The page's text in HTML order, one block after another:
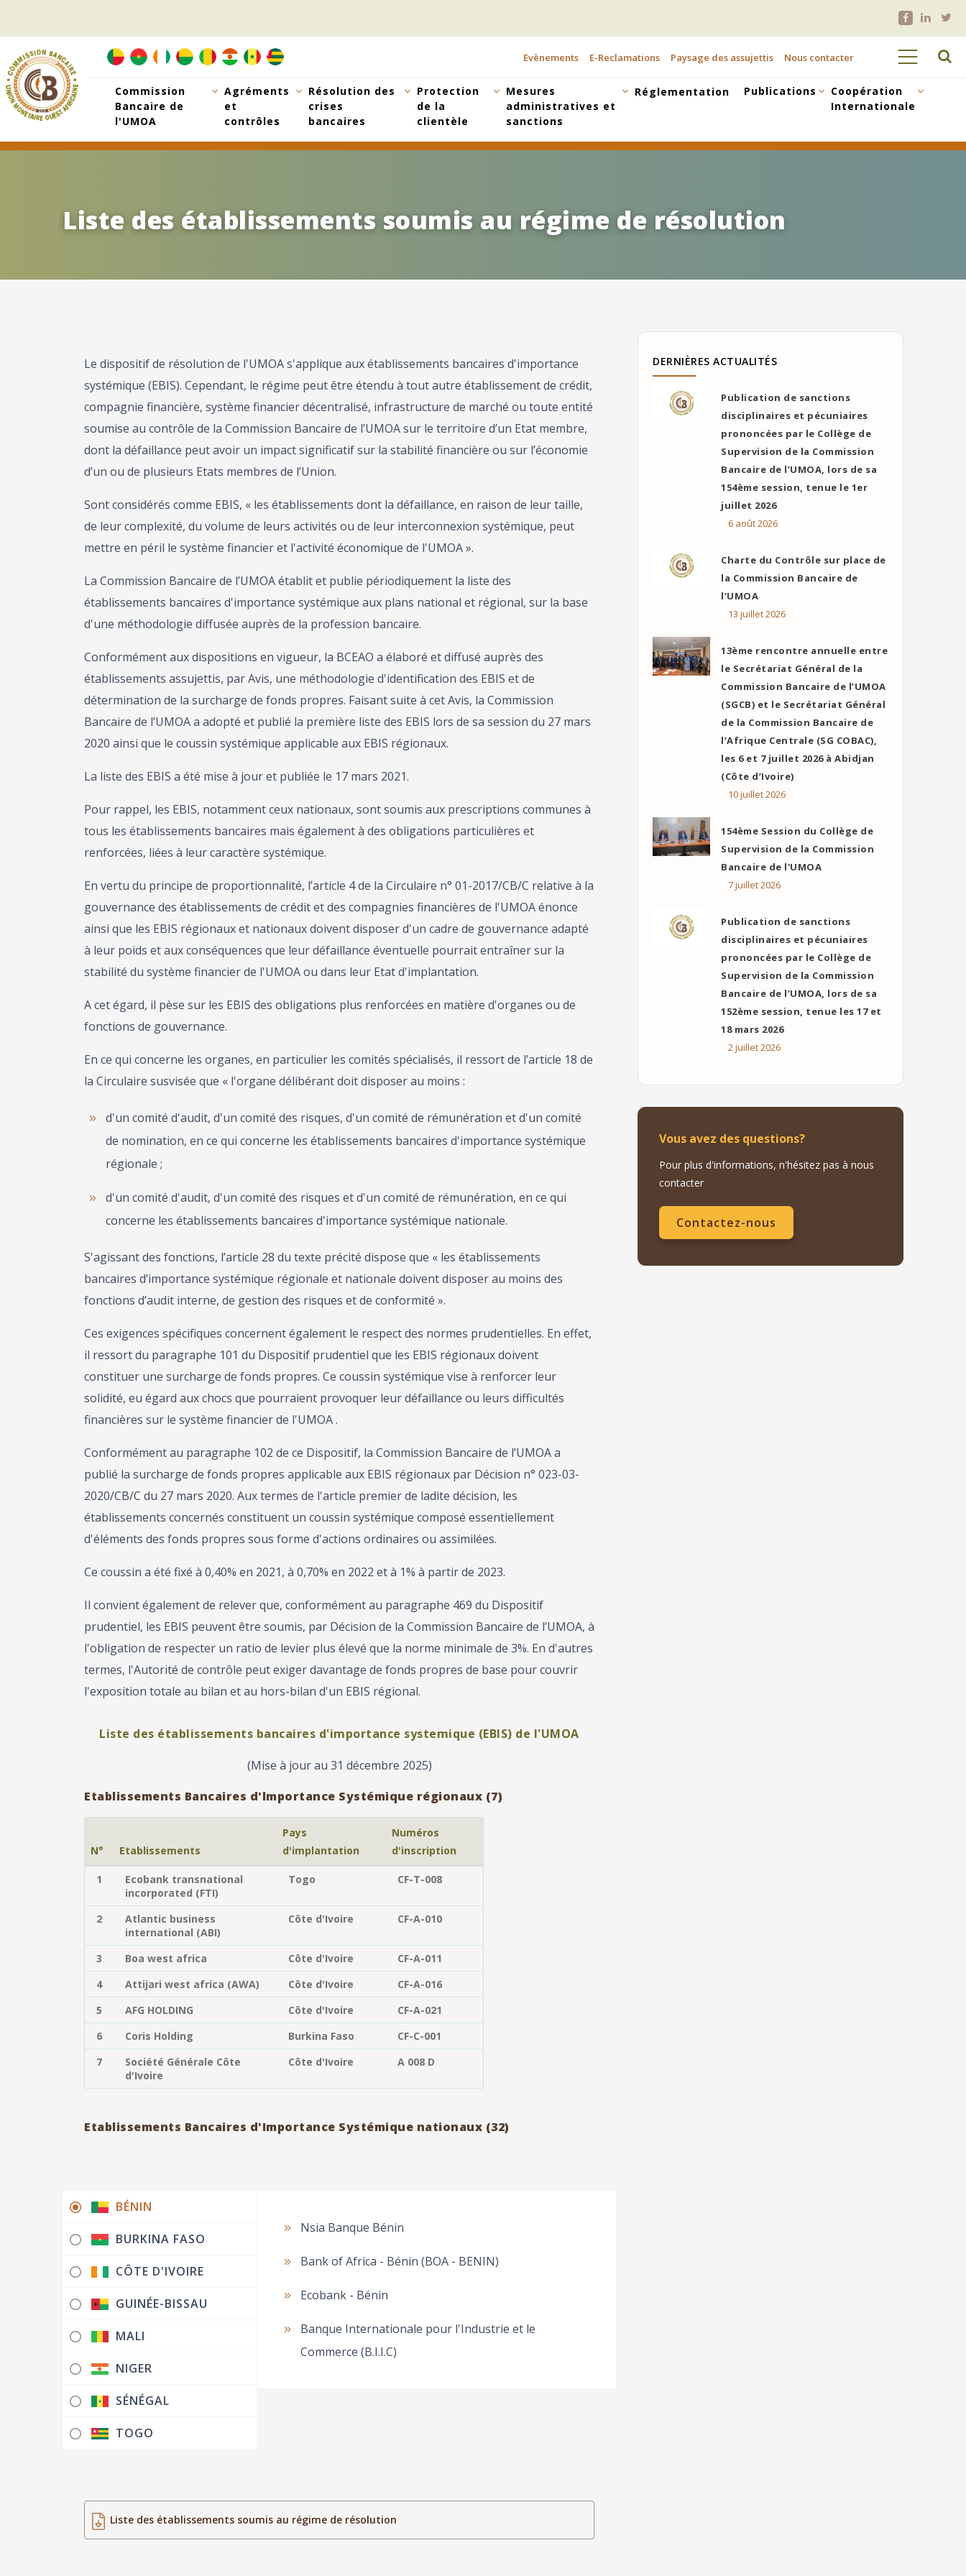
principal
MENU
Evènements E-Reclamations Paysage des assujettis Nous contacter
Commission
Bancaire de
l'UMOA
Agréments
et
contrôles
Résolution des
crises
bancaires
Protection
de la
clientèle
Mesures
administratives et
sanctions
Réglementation Publications
Coopération
Internationale
Liste des établissements soumis au régime de résolution
Liste des établissements soumis au régime de résolution
Le dispositif de résolution de l'UMOA s'applique aux établissements bancaires d'importance
systémique (EBIS). Cependant, le régime peut être étendu à tout autre établissement de crédit,
compagnie financière, système financier décentralisé, infrastructure de marché ou toute entité
soumise au contrôle de la Commission Bancaire de l’UMOA sur le territoire d’un Etat membre,
dont la défaillance peut avoir un impact significatif sur la stabilité financière ou sur l’économie
d’un ou de plusieurs Etats membres de l’Union.
Sont considérés comme EBIS, « les établissements dont la défaillance, en raison de leur taille,
de leur complexité, du volume de leurs activités ou de leur interconnexion systémique, peut
mettre en péril le système financier et l'activité économique de l'UMOA ».
La Commission Bancaire de l’UMOA établit et publie périodiquement la liste des
établissements bancaires d'importance systémique aux plans national et régional, sur la base
d'une méthodologie diffusée auprès de la profession bancaire.
Conformément aux dispositions en vigueur, la BCEAO a élaboré et diffusé auprès des
établissements assujettis, par Avis, une méthodologie d'identification des EBIS et de
détermination de la surcharge de fonds propres. Faisant suite à cet Avis, la Commission
Bancaire de l’UMOA a adopté et publié la première liste des EBIS lors de sa session du 27 mars
2020 ainsi que le coussin systémique applicable aux EBIS régionaux.
La liste des EBIS a été mise à jour et publiée le 17 mars 2021.
Pour rappel, les EBIS, notamment ceux nationaux, sont soumis aux prescriptions communes à
tous les établissements bancaires mais également à des obligations particulières et
renforcées, liées à leur caractère systémique.
En vertu du principe de proportionnalité, l’article 4 de la Circulaire n° 01-2017/CB/C relative à la
gouvernance des établissements de crédit et des compagnies financières de l'UMOA énonce
ainsi que les EBIS régionaux et nationaux doivent disposer d'un cadre de gouvernance adapté
à leur poids et aux conséquences que leur défaillance éventuelle pourrait entraîner sur la
stabilité du système financier de l'UMOA ou dans leur Etat d'implantation.
A cet égard, il pèse sur les EBIS des obligations plus renforcées en matière d'organes ou de
fonctions de gouvernance.
En ce qui concerne les organes, en particulier les comités spécialisés, il ressort de l’article 18 de
la Circulaire susvisée que « l'organe délibérant doit disposer au moins :
d'un comité d'audit, d'un comité des risques, d'un comité de rémunération et d'un comité
de nomination, en ce qui concerne les établissements bancaires d'importance systémique
régionale ;
d'un comité d'audit, d'un comité des risques et d'un comité de rémunération, en ce qui
concerne les établissements bancaires d'importance systémique nationale.
S'agissant des fonctions, l’article 28 du texte précité dispose que « les établissements
bancaires d’importance systémique régionale et nationale doivent disposer au moins des
fonctions d’audit interne, de gestion des risques et de conformité ».
Ces exigences spécifiques concernent également le respect des normes prudentielles. En effet,
il ressort du paragraphe 101 du Dispositif prudentiel que les EBIS régionaux doivent
constituer une surcharge de fonds propres. Ce coussin systémique vise à renforcer leur
solidité, eu égard aux chocs que pourraient provoquer leur défaillance ou leurs difficultés
financières sur le système financier de l'UMOA .
Conformément au paragraphe 102 de ce Dispositif, la Commission Bancaire de l’UMOA a
publié la surcharge de fonds propres applicable aux EBIS régionaux par Décision n° 023-03-
2020/CB/C du 27 mars 2020. Aux termes de l'article premier de ladite décision, les
établissements concernés constituent un coussin systémique composé essentiellement
d'éléments des fonds propres sous forme d'actions ordinaires ou assimilées.
Ce coussin a été fixé à 0,40% en 2021, à 0,70% en 2022 et à 1% à partir de 2023.
Il convient également de relever que, conformément au paragraphe 469 du Dispositif
prudentiel, les EBIS peuvent être soumis, par Décision de la Commission Bancaire de l’UMOA, à
l'obligation de respecter un ratio de levier plus élevé que la norme minimale de 3%. En d'autres
termes, l'Autorité de contrôle peut exiger davantage de fonds propres de base pour couvrir
l'exposition totale au bilan et au hors-bilan d'un EBIS régional.
Liste des établissements bancaires d'importance systemique (EBIS) de l'UMOA
(Mise à jour au 31 décembre 2025)
Etablissements Bancaires d'lmportance Systémique régionaux (7)
N° Etablissements
Pays
d'implantation
Numéros
d'inscription
1
Ecobank transnational
incorporated (FTI)
Togo CF-T-008
2
Atlantic business
international (ABI)
Côte d'Ivoire CF-A-010
3 Boa west africa Côte d'Ivoire
CF-A-011
4
Attijari west africa (AWA) Côte d'Ivoire
CF-A-016
5
AFG HOLDING Côte d'Ivoire
CF-A-021
6
Coris Holding Burkina Faso
CF-C-001
7
Société Générale Côte
d'Ivoire
Côte d'Ivoire A 008 D
Etablissements Bancaires d'Importance Systémique nationaux (32)
BÉNIN
BURKINA FASO
CÔTE D'IVOIRE
GUINÉE-BISSAU
MALI
NIGER
SÉNÉGAL
TOGO
Nsia Banque Bénin
Bank of Africa - Bénin (BOA - BENIN)
Ecobank - Bénin
Banque Internationale pour l'Industrie et le
Commerce (B.I.I.C)
Liste des établissements soumis au régime de résolution
DERNIÈRES ACTUALITÉS
Publication de sanctions
disciplinaires et pécuniaires
prononcées par le Collège de
Supervision de la Commission
Bancaire de l’UMOA, lors de sa
154ème session, tenue le 1er
juillet 2026
6 août 2026
Charte du Contrôle sur place de
la Commission Bancaire de
l’UMOA
13 juillet 2026
13ème rencontre annuelle entre
le Secrétariat Général de la
Commission Bancaire de l’UMOA
(SGCB) et le Secrétariat Général
de la Commission Bancaire de
l’Afrique Centrale (SG COBAC),
les 6 et 7 juillet 2026 à Abidjan
(Côte d’Ivoire)
10 juillet 2026
154ème Session du Collège de
Supervision de la Commission
Bancaire de l'UMOA
7 juillet 2026
Publication de sanctions
disciplinaires et pécuniaires
prononcées par le Collège de
Supervision de la Commission
Bancaire de l’UMOA, lors de sa
152ème session, tenue les 17 et
18 mars 2026
2 juillet 2026
Vous avez des questions?
Pour plus d'informations, n'hésitez pas à nous
contacter
Contactez-nous